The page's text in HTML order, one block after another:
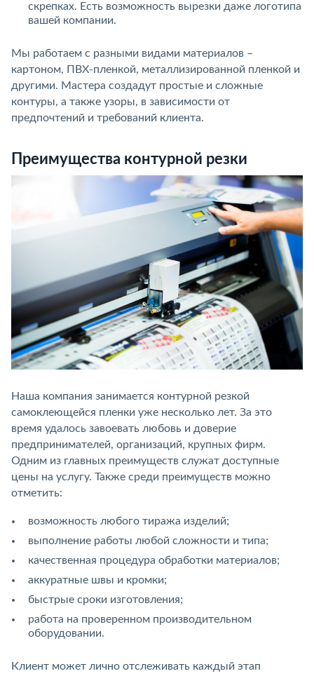
скрепках. Есть возможность вырезки даже логотипа
вашей компании.
Мы работаем с разными видами материалов –
картоном, ПВХ-пленкой, металлизированной пленкой и
другими. Мастера создадут простые и сложные
контуры, а также узоры, в зависимости от
предпочтений и требований клиента.
Преимущества контурной резки
Наша компания занимается контурной резкой
самоклеющейся пленки уже несколько лет. За это
время удалось завоевать любовь и доверие
предпринимателей, организаций, крупных фирм.
Одним из главных преимуществ служат доступные
цены на услугу. Также среди преимуществ можно
отметить:
возможность любого тиража изделий;
выполнение работы любой сложности и типа;
качественная процедура обработки материалов;
аккуратные швы и кромки;
быстрые сроки изготовления;
работа на проверенном производительном
оборудовании.
Клиент может лично отслеживать каждый этап